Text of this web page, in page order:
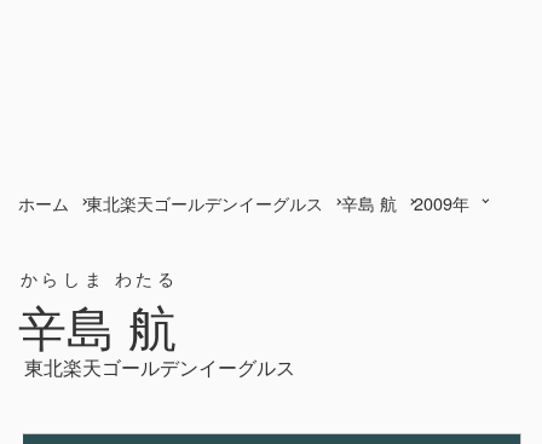
ホーム 東北楽天ゴールデンイーグルス 辛島 航 2009年
辛島 航
からしま わたる
東北楽天ゴールデンイーグルス